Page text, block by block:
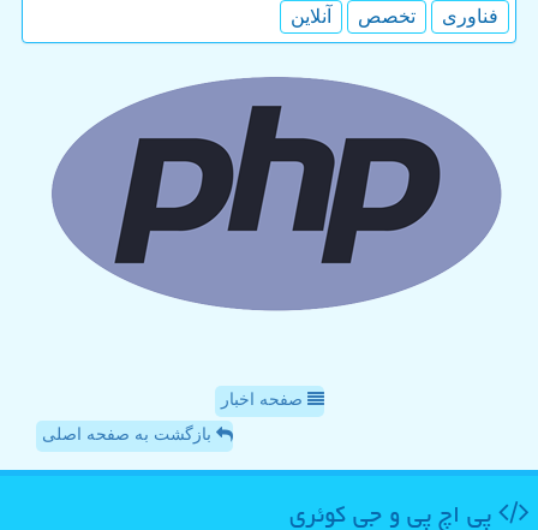
فناوری
تخصص آنلاین
صفحه اخبار
بازگشت به صفحه اصلی
پی اچ پی و جی كوئری